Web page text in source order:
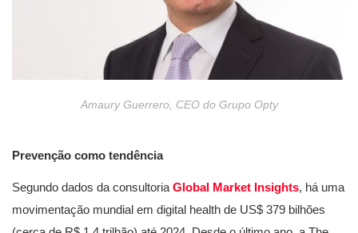
Amaury Guerrero, CEO do Grupo Opty
Prevenção como tendência
Segundo dados da consultoria Global Market Insights, há uma
movimentação mundial em digital health de US$ 379 bilhões